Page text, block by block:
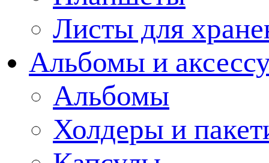
Листы для
Альбомы и
Альбомы
Холдеры и